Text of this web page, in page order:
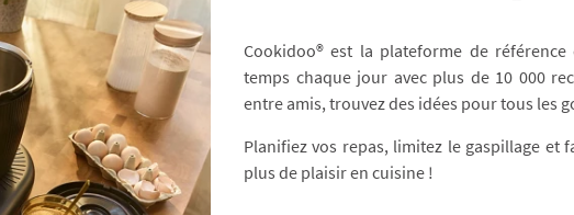
Cookidoo® est la plateforme de
temps chaque jour avec plus de 10 000
entre amis, trouvez des idées pour tous les
Planifiez vos repas, limitez le gaspillage et
plus de plaisir en cuisine !